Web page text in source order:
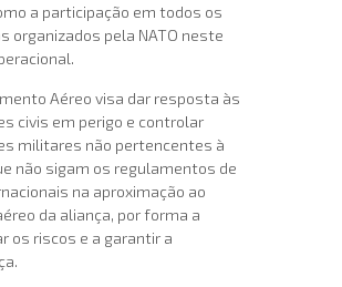
a participação em todos os
organizados pela NATO neste
Aéreo visa dar resposta às
civis em perigo e controlar
militares não pertencentes à
não sigam os regulamentos de
na aproximação ao
da aliança, por forma a
os riscos e a garantir a